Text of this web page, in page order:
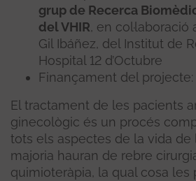
grup de Recerca
del VHIR, en col·laboració
Gil Ibáñez, del Institut de
Hospital 12 d’Octubre
Finançament del projecte:
El tractament de les pacients
ginecològic és un procés
tots els aspectes de la vida de
majoria hauran de rebre
quimioteràpia, la qual cosa les